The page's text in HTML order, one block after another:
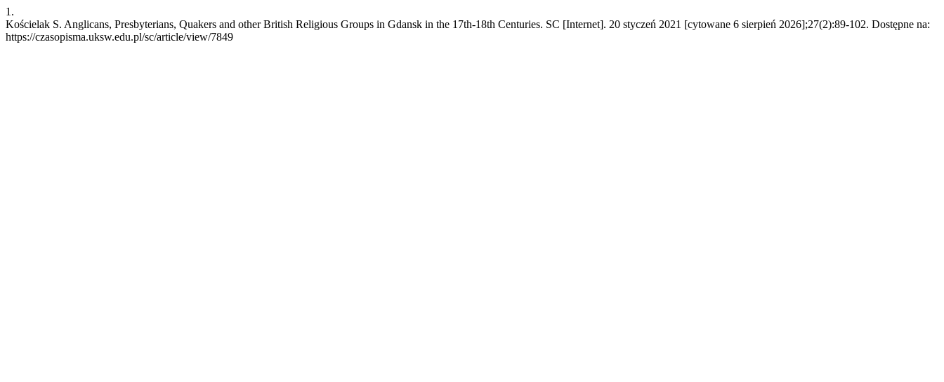
1.
Kościelak S. Anglicans, Presbyterians, Quakers and other British Religious Groups in Gdansk in the 17th-18th Centuries. SC [Internet]. 20 styczeń 2021 [cytowane 6 sierpień 2026];27(2):89-102. Dostępne na:
https://czasopisma.uksw.edu.pl/sc/article/view/7849